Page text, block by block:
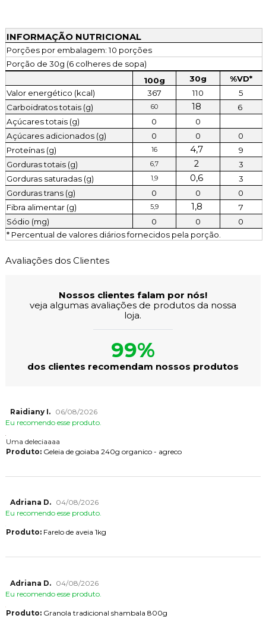
INFORMAÇÃO NUTRICIONAL
Porções por embalagem: 10 porções
Porção de 30g (6 colheres de sopa)
100g
30g
%VD*
Valor energético (kcal)
367 110
5
Carboidratos totais (g)
60 18
6
Açúcares totais (g)
0
0
Açúcares adicionados (g)
0 0
0
Proteínas (g)
16 4,7
9
Gorduras totais (g)
6,7 2
3
Gorduras saturadas (g)
1,9 0,6
3
Gorduras trans (g)
0 0
0
Fibra alimentar (g)
5,9 1,8
7
Sódio (mg)
0 0
0
* Percentual de valores diários fornecidos pela porção.
Avaliações dos Clientes
Nossos clientes falam por nós!
veja algumas avaliações de produtos da nossa
loja.
99%
dos clientes recomendam nossos produtos
Raidiany I.
06/08/2026
Eu recomendo esse produto.
Uma deleciaaaa
Produto:Geleia de goiaba 240g organico - agreco
Adriana D.
04/08/2026
Eu recomendo esse produto.
Produto:Farelo de aveia 1kg
Adriana D.
04/08/2026
Eu recomendo esse produto.
Produto:Granola tradicional shambala 800g